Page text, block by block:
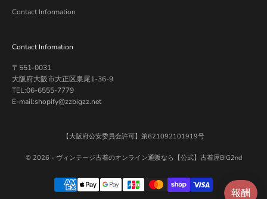
Contact Information
Contact Infomation
〒551-0031
大阪府大阪市大正区泉尾1-36-9
TEL:06-6555-7779
E-mail:shopify@zzbigzz.net
【大阪府公安委員会許可】第621092101919号
© 2026 - ヴィンテージ古着のオンライン通販なら【公式】古着屋BIG2nd